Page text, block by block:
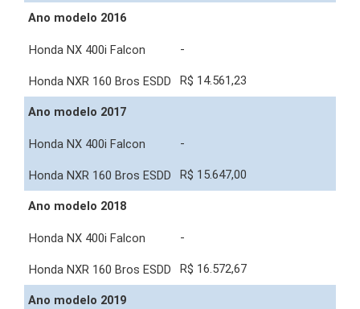
Ano modelo 2016
-
R$ 14.561,23
Ano modelo 2017
-
R$ 15.647,00
Ano modelo 2018
-
R$ 16.572,67
Ano modelo 2019